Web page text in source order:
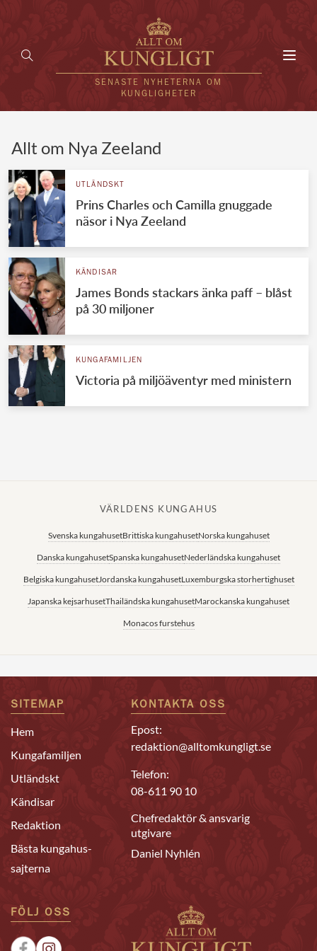
SENASTE NYHETERNA OM
KUNGLIGHETER
UTLÄNDSKT
VÄRLDENS KUNGAHUS
Svenska kungahuset
Brittiska kungahuset
Danska kungahuset
Spanska kungahuset
Japanska kejsarhuset
Thailändska kungahuset
Marockanska kungahuset
Monacos furstehus
REDAKTION
Allt om Nya Zeeland
UTLÄNDSKT
Prins Charles och Camilla gnuggade
näsor i Nya Zeeland
KÄNDISAR
James Bonds stackars änka paff – blåst
på 30 miljoner
KUNGAFAMILJEN
Victoria på miljöäventyr med ministern
VÄRLDENS KUNGAHUS
Svenska kungahusetBrittiska kungahusetNorska kungahuset
Danska kungahusetSpanska kungahusetNederländska kungahuset
Belgiska kungahusetJordanska kungahusetLuxemburgska storhertighuset
Japanska kejsarhusetThailändska kungahusetMarockanska kungahuset
Monacos furstehus
SITEMAP
Hem
Kungafamiljen
Utländskt
Kändisar
Redaktion
Bästa kungahus-
sajterna
KONTAKTA OSS
Epost:
redaktion@alltomkungligt.se
Telefon:
08-611 90 10
Chefredaktör & ansvarig
utgivare
Daniel Nyhlén
FÖLJ OSS